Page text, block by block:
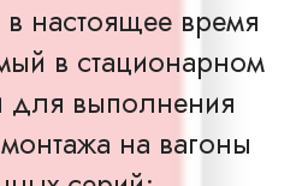
настоящее время
в стационарном
для выполнения
на вагоны